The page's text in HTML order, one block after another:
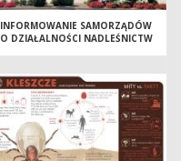
INFORMOWANIE SAMORZĄDÓW
O DZIAŁALNOŚCI NADLEŚNICTW